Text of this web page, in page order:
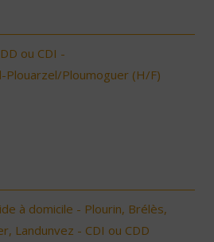
ou CDI -
Plouarzel/Ploumoguer (H/F)
à domicile - Plourin, Brélès,
Landunvez - CDI ou CDD